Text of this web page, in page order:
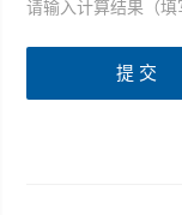
请输入计算结果（